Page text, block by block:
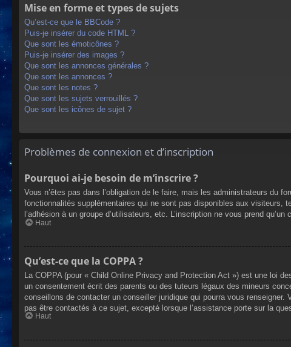
Mise en forme et types de sujets
Qu’est-ce que le BBCode ?
Puis-je insérer du code HTML ?
Que sont les émoticônes ?
Puis-je insérer des images ?
Que sont les annonces générales ?
Que sont les annonces ?
Que sont les notes ?
Que sont les sujets verrouillés ?
Que sont les icônes de sujet ?
Problèmes de connexion et d’inscription
Pourquoi ai-je besoin de m’inscrire ?
Vous n’êtes pas dans l’obligation de le faire, mais les administrateurs du
fonctionnalités supplémentaires qui ne sont pas disponibles aux visiteurs,
l’adhésion à un groupe d’utilisateurs, etc. L’inscription ne vous prend
Haut
Qu’est-ce que la COPPA ?
La COPPA (pour « Child Online Privacy and Protection Act ») est une loi
un consentement écrit des parents ou des tuteurs légaux des mineurs
conseillons de contacter un conseiller juridique qui pourra vous
pas être contactés à ce sujet, excepté lorsque l’assistance porte sur la
Haut